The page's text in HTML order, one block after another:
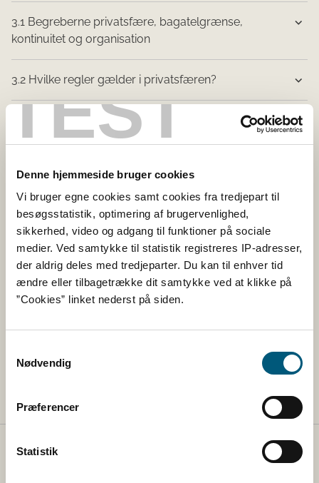
TEST
Denne hjemmeside bruger cookies
Vi bruger egne cookies samt cookies fra tredjepart til
besøgsstatistik, optimering af brugervenlighed,
sikkerhed, video og adgang til funktioner på sociale
medier. Ved samtykke til statistik registreres IP-adresser,
der aldrig deles med tredjeparter. Du kan til enhver tid
ændre eller tilbagetrække dit samtykke ved at klikke på
”Cookies” linket nederst på siden.
Nødvendig
Præferencer
Statistik
3.1 Begreberne privatsfære, bagatelgrænse,
kontinuitet og organisation
3.2 Hvilke regler gælder i privatsfæren?
3.3 Hvilke regler gælder for fødevarevirksomhed
under bagatelgrænsen
3.4 Hvem må virksomheder under
bagatelgrænsen levere varer til
3.5 Under bagatelgrænsen - ansvar for mad til
andre virksomheder
3.6 Offentlig kontrol af virksomhed under
bagatelgrænsen
Fødevarestyrelsen